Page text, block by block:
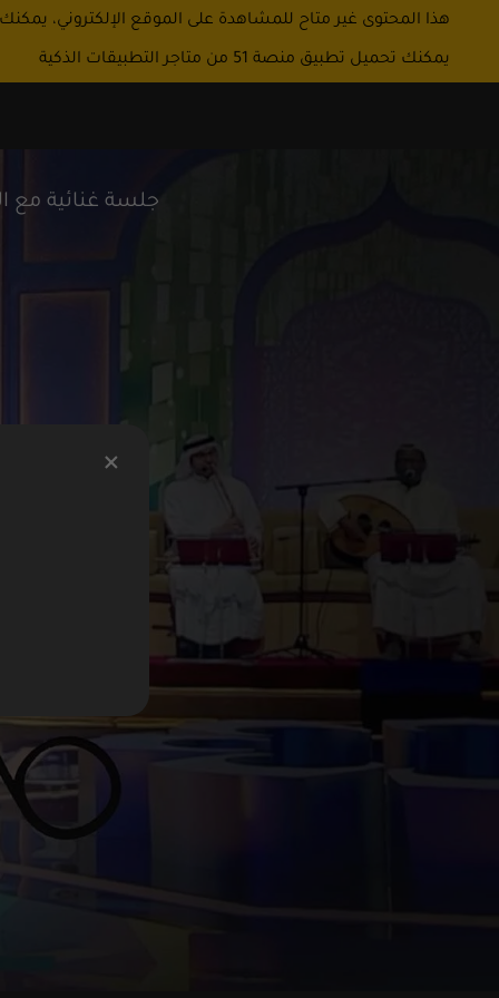
جلسة غنائية مع
هذا المحتوى غير متاح للمشاهدة على الموقع الإلكتروني،
يمكنك تحميل تطبيق منصة 51 من متاجر التطبيقات الذكية